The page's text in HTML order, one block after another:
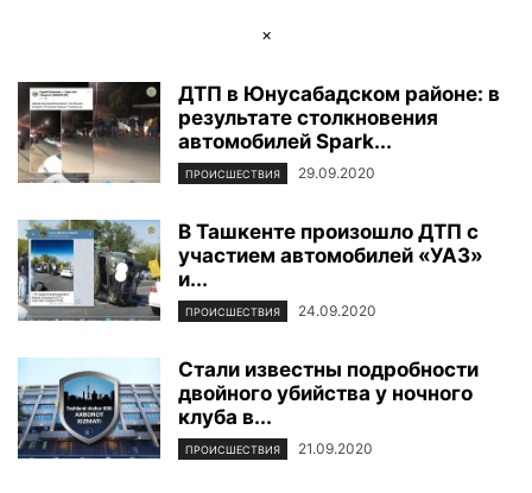
×
ДТП в Юнусабадском районе: в
результате столкновения
автомобилей Spark...
ПРОИСШЕСТВИЯ 29.09.2020
В Ташкенте произошло ДТП с
участием автомобилей «УАЗ»
и...
ПРОИСШЕСТВИЯ 24.09.2020
Стали известны подробности
двойного убийства у ночного
клуба в...
ПРОИСШЕСТВИЯ 21.09.2020